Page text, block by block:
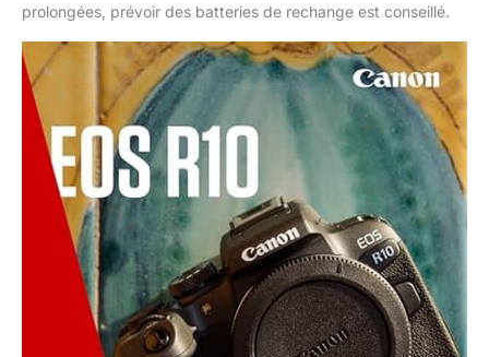
prolongées, prévoir des batteries de rechange est conseillé.